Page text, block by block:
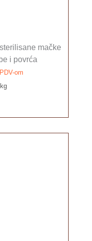
mačke
i povrća
om